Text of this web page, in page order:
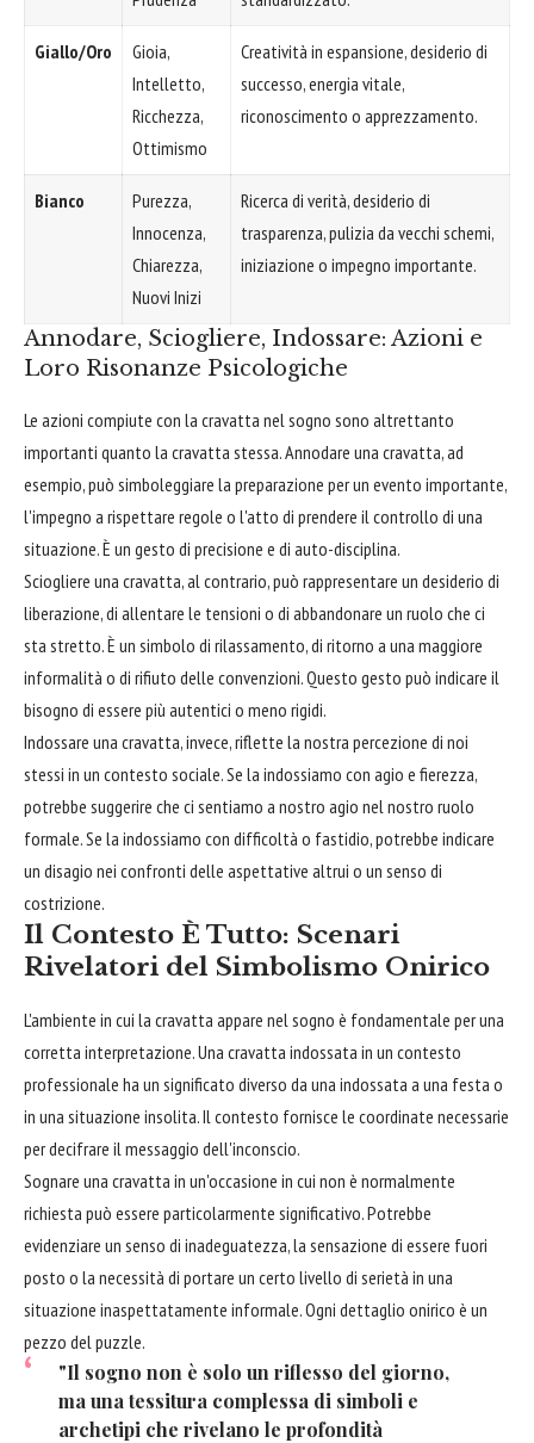
Giallo/Oro
Gioia,
Intelletto,
Ricchezza,
Ottimismo
Creatività in espansione, desiderio di
successo, energia vitale,
riconoscimento o apprezzamento.
Bianco
Purezza,
Innocenza,
Chiarezza,
Nuovi Inizi
Ricerca di verità, desiderio di
trasparenza, pulizia da vecchi schemi,
iniziazione o impegno importante.
Annodare, Sciogliere, Indossare: Azioni e
Loro Risonanze Psicologiche
Le azioni compiute con la cravatta nel sogno sono altrettanto
importanti quanto la cravatta stessa. Annodare una cravatta, ad
esempio, può simboleggiare la preparazione per un evento importante,
l'impegno a rispettare regole o l'atto di prendere il controllo di una
situazione. È un gesto di precisione e di auto-disciplina.
Sciogliere una cravatta, al contrario, può rappresentare un desiderio di
liberazione, di allentare le tensioni o di abbandonare un ruolo che ci
sta stretto. È un simbolo di rilassamento, di ritorno a una maggiore
informalità o di rifiuto delle convenzioni. Questo gesto può indicare il
bisogno di essere più autentici o meno rigidi.
Indossare una cravatta, invece, riflette la nostra percezione di noi
stessi in un contesto sociale. Se la indossiamo con agio e fierezza,
potrebbe suggerire che ci sentiamo a nostro agio nel nostro ruolo
formale. Se la indossiamo con difficoltà o fastidio, potrebbe indicare
un disagio nei confronti delle aspettative altrui o un senso di
costrizione.
Il Contesto È Tutto: Scenari
Rivelatori del Simbolismo Onirico
L'ambiente in cui la cravatta appare nel sogno è fondamentale per una
corretta interpretazione. Una cravatta indossata in un contesto
professionale ha un significato diverso da una indossata a una festa o
in una situazione insolita. Il contesto fornisce le coordinate necessarie
per decifrare il messaggio dell'inconscio.
Sognare una cravatta in un'occasione in cui non è normalmente
richiesta può essere particolarmente significativo. Potrebbe
evidenziare un senso di inadeguatezza, la sensazione di essere fuori
posto o la necessità di portare un certo livello di serietà in una
situazione inaspettatamente informale. Ogni dettaglio onirico è un
pezzo del puzzle.
"Il sogno non è solo un riflesso del giorno,
ma una tessitura complessa di simboli e
archetipi che rivelano le profondità